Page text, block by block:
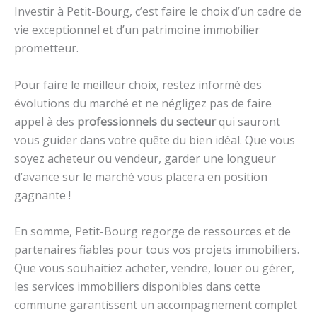
Investir à Petit-Bourg, c’est faire le choix d’un cadre de
vie exceptionnel et d’un patrimoine immobilier
prometteur.
Pour faire le meilleur choix, restez informé des
évolutions du marché et ne négligez pas de faire
appel à des professionnels du secteurqui sauront
vous guider dans votre quête du bien idéal. Que vous
soyez acheteur ou vendeur, garder une longueur
d’avance sur le marché vous placera en position
gagnante !
En somme, Petit-Bourg regorge de ressources et de
partenaires fiables pour tous vos projets immobiliers.
Que vous souhaitiez acheter, vendre, louer ou gérer,
les services immobiliers disponibles dans cette
commune garantissent un accompagnement complet